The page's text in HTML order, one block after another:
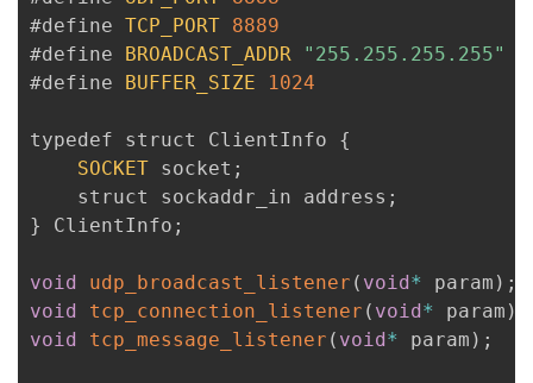
#define TCP_PORT 8889
#define
BROADCAST_ADDR
"255.255.255.255"
#define
BUFFER_SIZE
1024
typedef struct ClientInfo {
SOCKET socket ;
    struct sockaddr_in address
;
}
ClientInfo ;
void
udp_broadcast_listener ( void * param ) ;
void
tcp_connection_listener ( void * param )
void
tcp_message_listener ( void * param ) ;